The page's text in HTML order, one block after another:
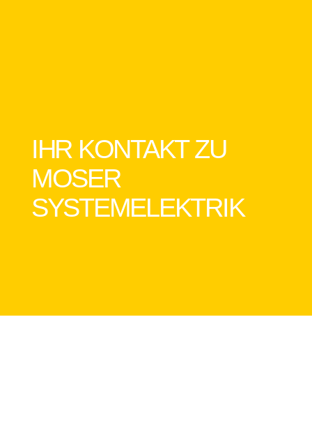
IHR KONTAKT ZU
MOSER
SYSTEMELEKTRIK